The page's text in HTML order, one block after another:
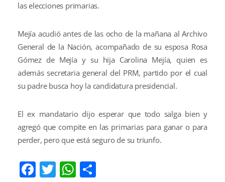
las elecciones primarias.
Mejía acudió antes de las ocho de la mañana al Archivo
General de la Nación, acompañado de su esposa Rosa
Gómez de Mejía y su hija Carolina Mejía, quien es
además secretaria general del PRM, partido por el cual
su padre busca hoy la candidatura presidencial.
El ex mandatario dijo esperar que todo salga bien y
agregó que compite en las primarias para ganar o para
perder, pero que está seguro de su triunfo.
Facebook
TwitterWhatsApp